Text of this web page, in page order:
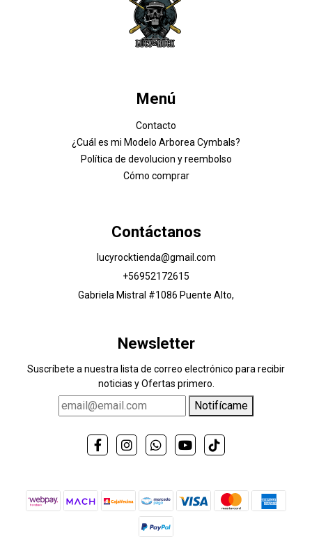
Menú
Contacto
¿Cuál es mi Modelo Arborea Cymbals?
Política de devolucion y reembolso
Cómo comprar
Contáctanos
lucyrocktienda@gmail.com
+56952172615
Gabriela Mistral #1086 Puente Alto,
Newsletter
Suscríbete a nuestra lista de correo electrónico para recibir
noticias y Ofertas primero.
Notifícame